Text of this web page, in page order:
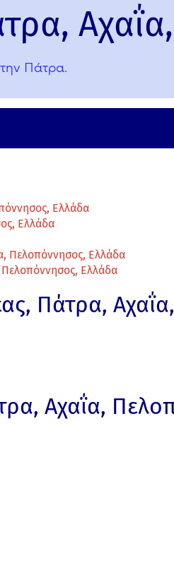
Πάτρα.
Ελλάδα
Ελλάδα
Πελοπόννησος, Ελλάδα
Πελοπόννησος, Ελλάδα
Πάτρα, Αχαΐα,
Αχαΐα,